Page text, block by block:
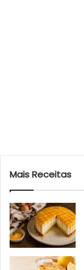
Mais Receitas